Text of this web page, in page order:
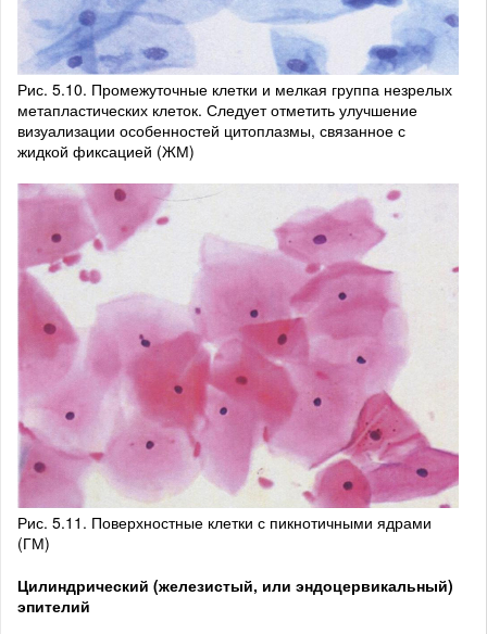
Рис. 5.10. Промежуточные клетки и мелкая группа незрелых
метапластических клеток. Следует отметить улучшение
визуализации особенностей цитоплазмы, связанное с
жидкой фиксацией (ЖМ)
Рис. 5.11. По­верхностные клет­ки с пикнотичными ядрами
(ГМ)
Цилиндрический (железистый, или эндоцервикальный)
эпителий